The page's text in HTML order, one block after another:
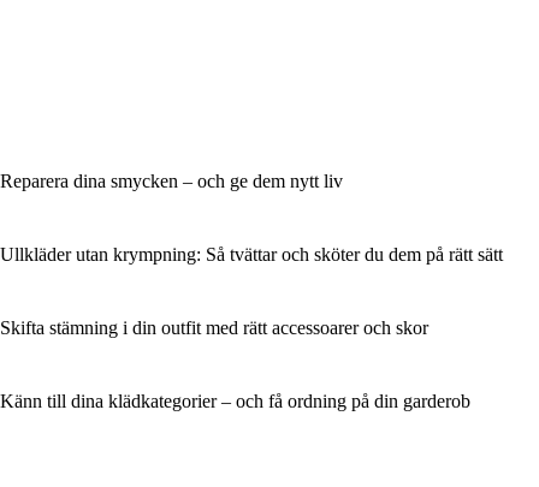
Reparera dina smycken – och ge dem nytt liv
Ullkläder utan krympning: Så tvättar och sköter du dem på rätt sätt
Skifta stämning i din outfit med rätt accessoarer och skor
Känn till dina klädkategorier – och få ordning på din garderob